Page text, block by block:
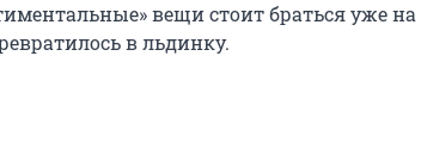
вещи стоит браться уже
в льдинку.